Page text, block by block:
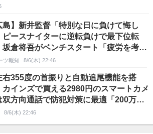
島】新井監督「特別な日に負けて悔し
ピースナイターに逆転負けで最下位転
倉将吾がベンチスタート「疲労を考
／一問一答
ツ報知 8/6(木) 22:46
右355度の首振りと自動追尾機能を搭
カインズで買える2980円のスマートカメ
双方向通話で防犯対策に最適「200万画
高画質」
8/6(木) 22:46